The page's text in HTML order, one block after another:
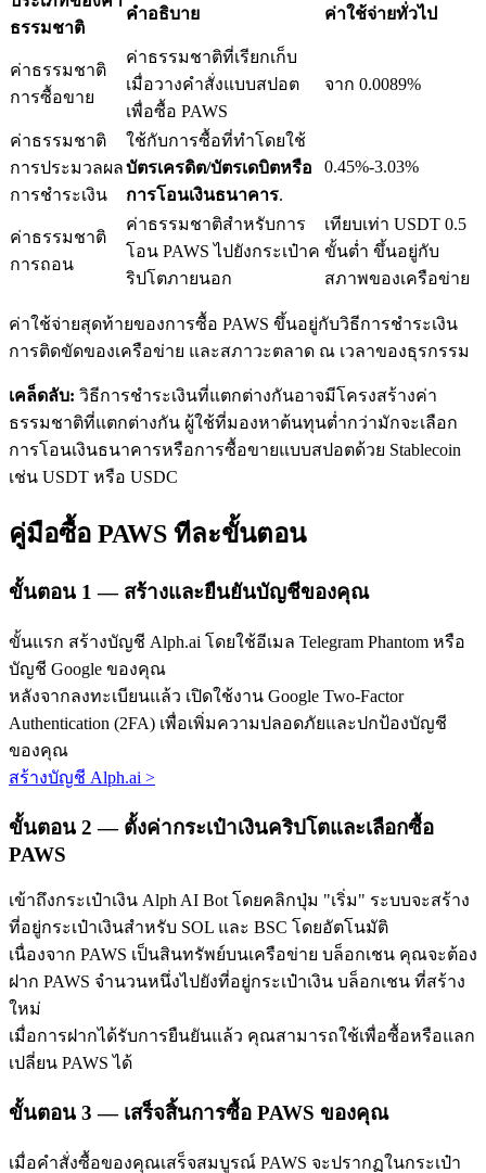
บริการยืมเงินที่ได้รับการสนับสนุนจาก Crypto
ลงทุนอัตโนมัติ
คว้าผลกำไรระยะยาวและผลประโยชน์ที่ยืดหยุ่น
เรียนรู้ Staking
เรียนรู้เกี่ยวกับการสร้างรายได้แบบพาสซีฟ
Bitrue
พันธมิตร Bitrue
พันธมิตร Bitrue
ธรรมชาติ
คำอธิบาย ค่าใช้จ่ายทั่วไป
ค่าธรรมชาติ
การซื้อขาย
ค่าธรรมชาติที่เรียกเก็บ
เมื่อวางคำสั่งแบบสปอต
เพื่อซื้อ PAWS
จาก 0.0089%
ค่าธรรมชาติ
การประมวลผล
การชำระเงิน
ใช้กับการซื้อที่ทำโดยใช้
บัตรเครดิต/บัตรเดบิตหรือ
การโอนเงินธนาคาร.
0.45%-3.03%
ค่าธรรมชาติ
การถอน
ค่าธรรมชาติสำหรับการ
โอน PAWS ไปยังกระเป๋าค
ริปโตภายนอก
เทียบเท่า USDT 0.5
ขั้นต่ำ ขึ้นอยู่กับ
สภาพของเครือข่าย
ค่าใช้จ่ายสุดท้ายของการซื้อ PAWS ขึ้นอยู่กับวิธีการชำระเงิน
การติดขัดของเครือข่าย และสภาวะตลาด ณ เวลาของธุรกรรม
เคล็ดลับ: วิธีการชำระเงินที่แตกต่างกันอาจมีโครงสร้างค่า
ธรรมชาติที่แตกต่างกัน ผู้ใช้ที่มองหาต้นทุนต่ำกว่ามักจะเลือก
การโอนเงินธนาคารหรือการซื้อขายแบบสปอตด้วย Stablecoin
เช่น USDT หรือ USDC
คู่มือซื้อ PAWS ทีละขั้นตอน
ขั้นตอน 1 — สร้างและยืนยันบัญชีของคุณ
ขั้นแรก สร้างบัญชี Alph.ai โดยใช้อีเมล Telegram Phantom หรือ
บัญชี Google ของคุณ
หลังจากลงทะเบียนแล้ว เปิดใช้งาน Google Two-Factor
Authentication (2FA) เพื่อเพิ่มความปลอดภัยและปกป้องบัญชี
ของคุณ
สร้างบัญชี Alph.ai >
ขั้นตอน 2 — ตั้งค่ากระเป๋าเงินคริปโตและเลือกซื้อ
PAWS
เข้าถึงกระเป๋าเงิน Alph AI Bot โดยคลิกปุ่ม "เริ่ม" ระบบจะสร้าง
ที่อยู่กระเป๋าเงินสำหรับ SOL และ BSC โดยอัตโนมัติ
เนื่องจาก PAWS เป็นสินทรัพย์บนเครือข่าย บล็อกเชน คุณจะต้อง
ฝาก PAWS จำนวนหนึ่งไปยังที่อยู่กระเป๋าเงิน บล็อกเชน ที่สร้าง
ใหม่
เมื่อการฝากได้รับการยืนยันแล้ว คุณสามารถใช้เพื่อซื้อหรือแลก
เปลี่ยน PAWS ได้
ขั้นตอน 3 — เสร็จสิ้นการซื้อ PAWS ของคุณ
เมื่อคำสั่งซื้อของคุณเสร็จสมบูรณ์ PAWS จะปรากฏในกระเป๋า